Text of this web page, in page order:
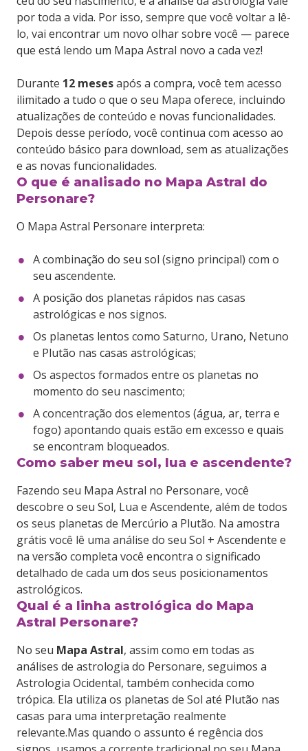
por toda a vida. Por isso, sempre que você voltar a lê-
lo, vai encontrar um novo olhar sobre você — parece
que está lendo um Mapa Astral novo a cada vez!
Durante 12 mesesapós a compra, você tem acesso
ilimitado a tudo o que o seu Mapa oferece, incluindo
atualizações de conteúdo e novas funcionalidades.
Depois desse período, você continua com acesso ao
conteúdo básico para download, sem as atualizações
e as novas funcionalidades.
O que é analisado no Mapa Astral do
Personare?
O Mapa Astral Personare interpreta:
A combinação do seu sol (signo principal) com o
seu ascendente.
A posição dos planetas rápidos nas casas
astrológicas e nos signos.
Os planetas lentos como Saturno, Urano, Netuno
e Plutão nas casas astrológicas;
Os aspectos formados entre os planetas no
momento do seu nascimento;
A concentração dos elementos (água, ar, terra e
fogo) apontando quais estão em excesso e quais
se encontram bloqueados.
Como saber meu sol, lua e ascendente?
Fazendo seu Mapa Astral no Personare, você
descobre o seu Sol, Lua e Ascendente, além de todos
os seus planetas de Mercúrio a Plutão. Na amostra
grátis você lê uma análise do seu Sol + Ascendente e
na versão completa você encontra o significado
detalhado de cada um dos seus posicionamentos
astrológicos.
Qual é a linha astrológica do Mapa
Astral Personare?
No seu Mapa Astral, assim como em todas as
análises de astrologia do Personare, seguimos a
Astrologia Ocidental, também conhecida como
trópica. Ela utiliza os planetas de Sol até Plutão nas
casas para uma interpretação realmente
relevante.Mas quando o assunto é regência dos